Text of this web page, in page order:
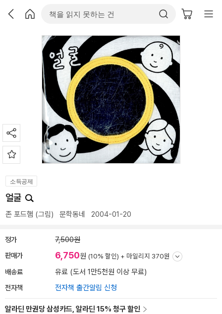
소득공제
얼굴
존 포드햄 (그림) 문학동네 2004-01-20
정가 7,500원
판매가 6,750원 (10% 할인) + 마일리지 370원
배송료 유료 (도서 1만5천원 이상 무료)
전자책 전자책 출간알림 신청
알라딘 만권당 삼성카드, 알라딘 15% 청구 할인